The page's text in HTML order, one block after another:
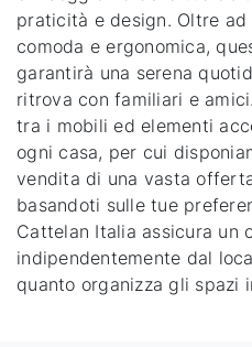
praticità e design. Oltre ad
comoda e ergonomica,
garantirà una serena
ritrova con familiari e
tra i mobili ed elementi
ogni casa, per cui
vendita di una vasta
basandoti sulle tue
Cattelan Italia assicura un
indipendentemente dal
quanto organizza gli spazi